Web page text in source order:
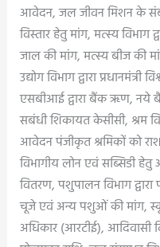
आवेदन, जल जीवन मिशन के
विस्तार हेतु मांग, मत्स्य विभाग
जाल की मांग, मत्स्य बीज की
उद्योग विभाग द्वारा
एसबीआई द्वारा बैंक ऋण, नये
सबंधी शिकायत केसीसी, श्रम
आवेदन पंजीकृत श्रमिकों को राशन
विभागीय लोन एवं सब्सिडी हेतु
वितरण, पशुपालन विभाग
चूजे एवं अन्य पशुओं की मांग, स्कूल
अधिकार (आरटीई), आदिवासी